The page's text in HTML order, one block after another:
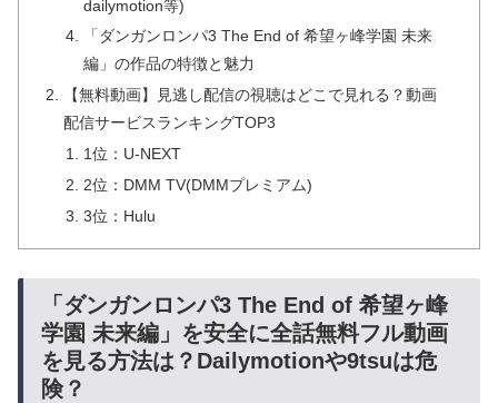
dailymotion等)
「ダンガンロンパ3 The End of 希望ヶ峰学園 未来
編」の作品の特徴と魅力
【無料動画】見逃し配信の視聴はどこで見れる？動画
配信サービスランキングTOP3
1位：U-NEXT
2位：DMM TV(DMMプレミアム)
3位：Hulu
「ダンガンロンパ3 The End of 希望ヶ峰
学園 未来編」を安全に全話無料フル動画
を見る方法は？Dailymotionや9tsuは危
険？